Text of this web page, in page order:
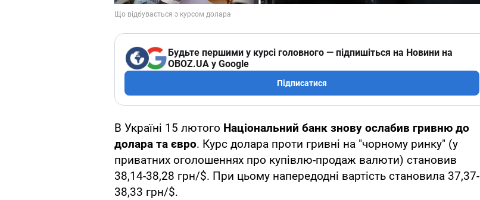
Будьте першими у курсі головного — підпишіться на Новини на
OBOZ.UA у Google
Підписатися
В Україні 15 лютого Національний банк знову ослабив гривню до
долара та євро. Курс долара проти гривні на "чорному ринку" (у
приватних оголошеннях про купівлю-продаж валюти) становив
38,14-38,28 грн/$. При цьому напередодні вартість становила 37,37-
38,33 грн/$.